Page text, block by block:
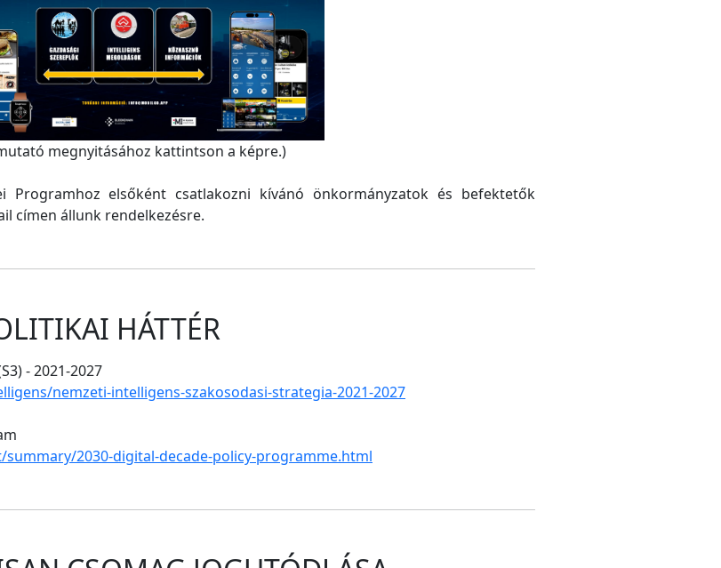
megnyitásához kattintson a képre.)
Programhoz elsőként csatlakozni kívánó önkormányzatok és befektetők
címen állunk rendelkezésre.
HÁTTÉR
- 2021-2027
nemzeti-intelligens-szakosodasi-strategia-2021-2027
2030-digital-decade-policy-programme.html